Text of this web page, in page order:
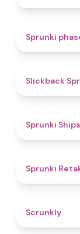
Sprunki
Slickback
Sprunki Ships
Sprunki
Scrunkly